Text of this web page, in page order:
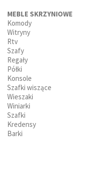
MEBLE SKRZYNIOWE
Komody
Witryny
Rtv
Szafy
Regały
Półki
Konsole
Szafki wiszące
Wieszaki
Winiarki
Szafki
Kredensy
Barki